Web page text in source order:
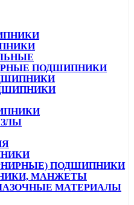
ПОДШИПНИКИ
ПОДШИПНИКИ
МАНЖЕТЫ
МАТЕРИАЛЫ